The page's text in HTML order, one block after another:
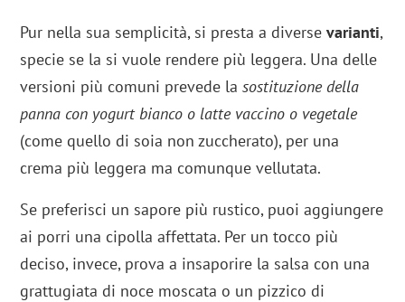
Pur nella sua semplicità, si presta a diversevarianti,
specie se la si vuole rendere più leggera. Una delle
versioni più comuni prevede lasostituzione della
panna con yogurt bianco o latte vaccino o vegetale
(come quello di soia non zuccherato), per una
crema più leggera ma comunque vellutata.
Se preferisci un sapore più rustico, puoi aggiungere
ai porri una cipolla affettata. Per un tocco più
deciso, invece, prova a insaporire la salsa con una
grattugiata di noce moscata o un pizzico di